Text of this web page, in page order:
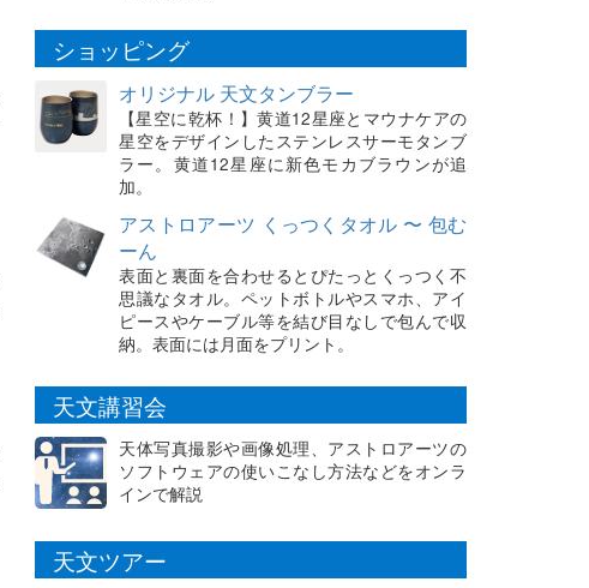
ショッピング
オリジナル 天文タンブラー
【星空に乾杯！】黄道12星座とマウナケアの
星空をデザインしたステンレスサーモタンブ
ラー。黄道12星座に新色モカブラウンが追
加。
アストロアーツ くっつくタオル 〜 包む
ーん
表面と裏面を合わせるとぴたっとくっつく不
思議なタオル。ペットボトルやスマホ、アイ
ピースやケーブル等を結び目なしで包んで収
納。表面には月面をプリント。
天文講習会
天体写真撮影や画像処理、アストロアーツの
ソフトウェアの使いこなし方法などをオンラ
インで解説
天文ツアー